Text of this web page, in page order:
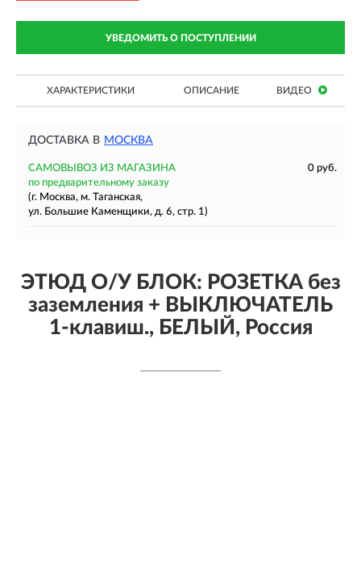
УВЕДОМИТЬ О ПОСТУПЛЕНИИ
ХАРАКТЕРИСТИКИ ОПИСАНИЕ ВИДЕО
ДОСТАВКА В МОСКВА
САМОВЫВОЗ ИЗ МАГАЗИНА
0 руб.
по предварительному заказу
(г. Москва, м. Таганская,
ул. Большие Каменщики, д. 6, стр. 1)
ЭТЮД О/У БЛОК: РОЗЕТКА без
заземления + ВЫКЛЮЧАТЕЛЬ
1-клавиш., БЕЛЫЙ, Россия